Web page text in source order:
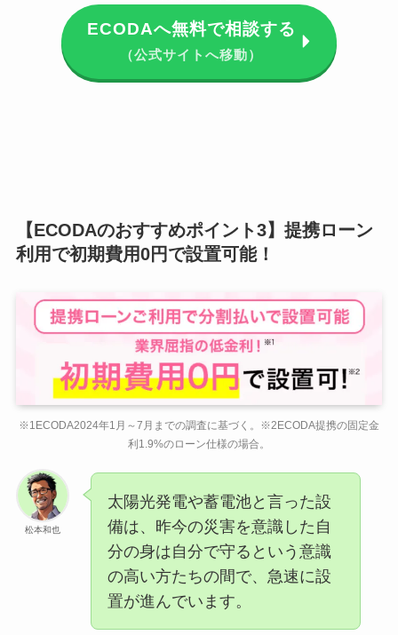
ECODAへ無料で相談する
（公式サイトへ移動）
【ECODAのおすすめポイント3】提携ローン
利用で初期費用0円で設置可能！
※1ECODA2024年1月～7月までの調査に基づく。※2ECODA提携の固定金
利1.9%のローン仕様の場合。
松本和也
太陽光発電や蓄電池と言った設
備は、昨今の災害を意識した自
分の身は自分で守るという意識
の高い方たちの間で、急速に設
置が進んでいます。